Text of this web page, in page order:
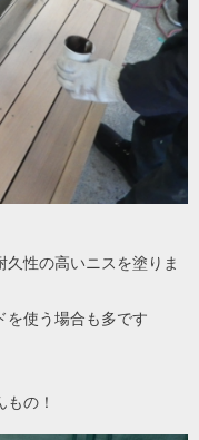
性の高いニスを塗りま
を使う場合も多です
の！